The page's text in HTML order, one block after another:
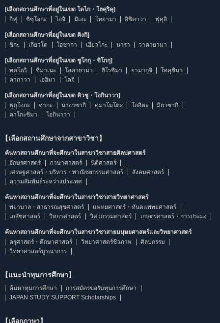
[เลือกสถานศึกษาที่อยู่ในเขต โตไก・โฮคุริคุ]
กิฟุ
ชิซุโอกะ ไอจิ มิเอะ โทยามา อิชิคาวา ฟุคุอิ
[เลือกสถานศึกษาที่อยู่ในเขต คิงกิ]
ชิกะ
เกียวโต โอซากา เฮียวโกะ นารา วาคายามา
[เลือกสถานศึกษาที่อยู่ในเขต ชูโกกุ・ชิโกกุ]
ทตโตริ
ชิมาเนะ โอคายามา ฮิโรชิมา ยามากุจิ
โทคุชิมา
คากาวา
เอฮิมา โคจิ
[เลือกสถานศึกษาที่อยู่ในเขต คิวชู・โอกินาวา]
ฟุกุโอกะ
ซากะ นางาซากิ คุมาโมโตะ โออิตะ
มิยาซากิ
คาโกะชิมา
โอกินาวา
【เลือกสถานศึกษาจากสาขาวิชา】
ค้นหาสถานศึกษาที่จะศึกษาในสาขาวิชาสายศิลปศาสตร์
อักษรศาสตร์
ภาษาศาสตร์
นิติศาสตร์
เศรษฐศาสตร์・บริหาร・พาณิชยกรรมศาสตร์
สังคมศาสตร์
ความสัมพันธ์ระหว่างประเทศ
ค้นหาสถานศึกษาที่จะศึกษาในสาขาวิชาสายวิทยาศาสตร์
พยาบาล・สาธารณสุขศาสตร์
แพทยศาสตร์・ทันตแพทยศาสตร์
เภสัชศาสตร์
วิทยาศาสตร์ วิศวกรรมศาสตร์ เกษตรศาสตร์・การประมง
ค้นหาสถานศึกษาที่จะศึกษาในสาขาวิชาสายมนุษยศาสตร์และวิทยาศาสตร์
ครุศาสตร์・ศึกษาศาสตร์
วิทยาศาสตร์ชีวภาพ
ศิลปกรรม
วิทยาศาสตร์บูรณาการ
【แนะนำทุนการศึกษา】
ค้นหาทุนการศึกษา
การสมัครขอรับทุนการศึกษา
JAPAN STUDY SUPPORT Scholarships
【เลือกภาษา】